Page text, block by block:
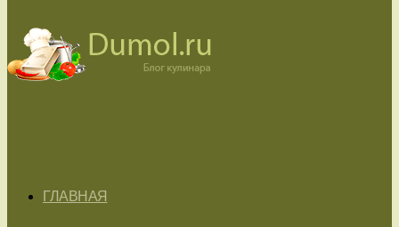
ГЛАВНАЯ